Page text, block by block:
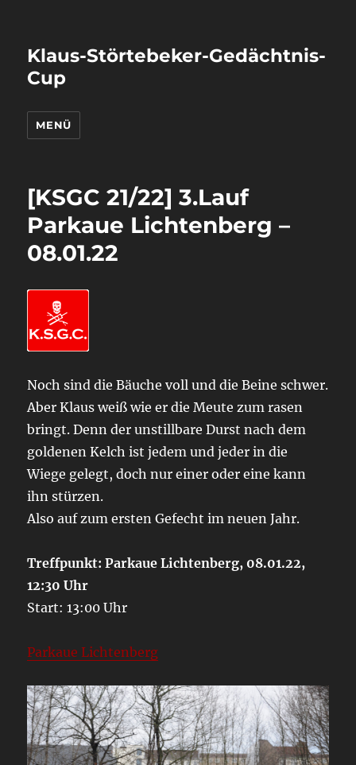
Klaus-Störtebeker-Gedächtnis-
Cup
MENÜ
[KSGC 21/22] 3.Lauf
Parkaue Lichtenberg –
08.01.22
Noch sind die Bäuche voll und die Beine schwer.
Aber Klaus weiß wie er die Meute zum rasen
bringt. Denn der unstillbare Durst nach dem
goldenen Kelch ist jedem und jeder in die
Wiege gelegt, doch nur einer oder eine kann
ihn stürzen.
Also auf zum ersten Gefecht im neuen Jahr.
Treffpunkt: Parkaue Lichtenberg, 08.01.22,
12:30 Uhr
Start: 13:00 Uhr
Parkaue Lichtenberg